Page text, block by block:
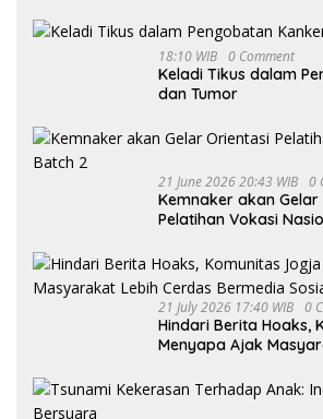
18:10 WIB 0 Comment
Keladi Tikus dalam
dan Tumor
21 June 2026 20:43 WIB 0
Kemnaker akan Gelar
Pelatihan Vokasi
21 July 2026 17:40 WIB 0
Hindari Berita Hoaks,
Menyapa Ajak